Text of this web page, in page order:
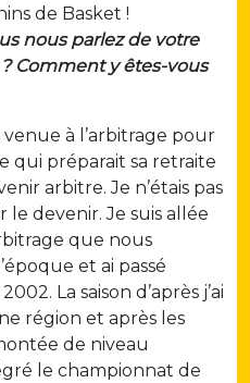
de Basket !
nous parlez de votre
Comment y êtes-vous
venue à l’arbitrage pour
qui préparait sa retraite
arbitre. Je n’étais pas
le devenir. Je suis allée
que nous
et ai passé
La saison d’après j’ai
région et après les
de niveau
le championnat de